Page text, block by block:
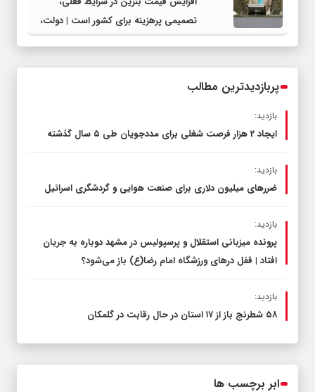
تصمیمی پرهزینه برای کشور است | دولت،
قاچاق سوخت و عوامل اصلی ناترازی را
پربازدیدترین مطالب
بازدید:
ایجاد 2 هزار فرصت شغلی برای مددجویان طی ۵ سال گذشته
بازدید:
ضررهای میلیون دلاری برای صنعت هوایی و گردشگری اسرائیل
بازدید:
پرونده میزبانی استقلال و پرسپولیس در مشهد دوباره به جریان
افتاد | قفل در‌های ورزشگاه امام رضا(ع) باز می‌شود؟
بازدید:
۵۸ شطرنج‌ باز از ۱۷ استان در حال رقابت در گلمکان
ابر برچسب ها